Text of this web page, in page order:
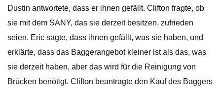
Dustin antwortete, dass er ihnen gefällt. Clifton fragte, ob
sie mit dem SANY, das sie derzeit besitzen, zufrieden
seien. Eric sagte, dass ihnen gefällt, was sie haben, und
erklärte, dass das Baggerangebot kleiner ist als das, was
sie derzeit haben, aber das wird für die Reinigung von
Brücken benötigt. Clifton beantragte den Kauf des Baggers